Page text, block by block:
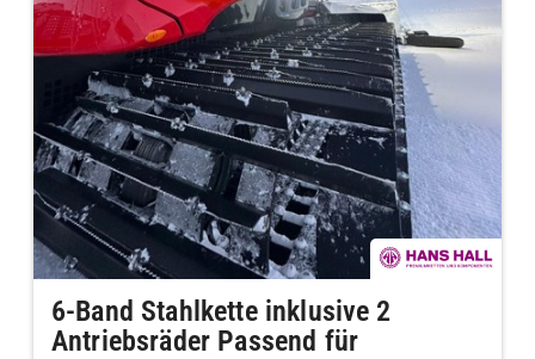
6-Band Stahlkette inklusive 2
Antriebsräder Passend für